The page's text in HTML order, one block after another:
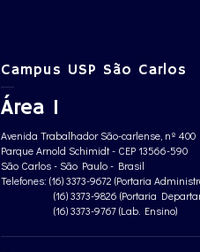
Campus USP São Carlos
Área 1
Avenida Trabalhador São-carlense, nº 400
Parque Arnold Schimidt - CEP 13566-590
São Carlos - São Paulo - Brasil
Telefones: (16) 3373-9672 (Portaria
(16) 3373-9826 (Portaria
(16) 3373-9767 (Lab. Ensino)